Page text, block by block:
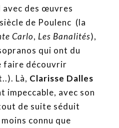
avec des œuvres
de Poulenc (la
Carlo, Les Banalités),
qui ont du
faire découvrir
Là, Clarisse Dalles
impeccable, avec son
de suite séduit
connu que